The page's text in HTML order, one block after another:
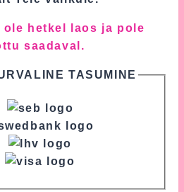
ole hetkel laos ja pole
saadaval.
TASUMINE